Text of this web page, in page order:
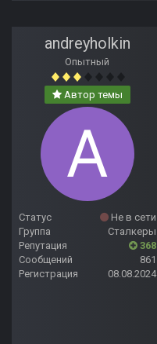
andreyholkin
Опытный
Автор темы
Статус
Не в сети
Группа
Сталкеры
Репутация
368
Сообщений
861
Регистрация
08.08.2024